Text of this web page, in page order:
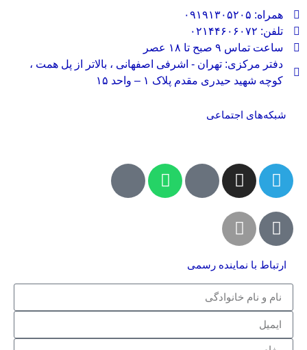
همراه: ۰۹۱۹۱۳۰۵۲۰۵
تلفن: ۰۲۱۴۴۶۰۶۰۷۲
ساعت تماس ۹ صبح تا ۱۸ عصر
دفتر مرکزی: تهران - اشرفی اصفهانی ، بالاتر از پل همت ،
کوچه شهید حیدری مقدم پلاک ۱ – واحد ۱۵
شبکه‌های اجتماعی
ارتباط با نماینده رسمی